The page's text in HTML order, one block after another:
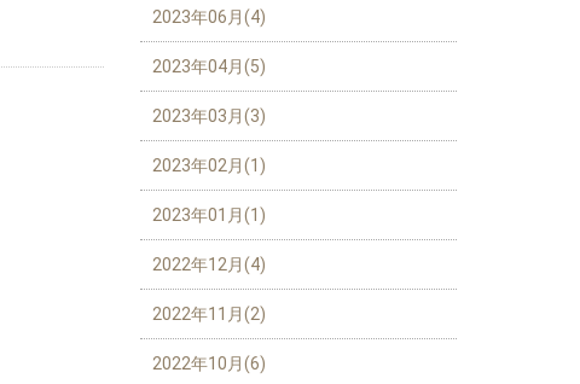
2023年06月(4)
2023年04月(5)
2023年03月(3)
2023年02月(1)
2023年01月(1)
2022年12月(4)
2022年11月(2)
2022年10月(6)